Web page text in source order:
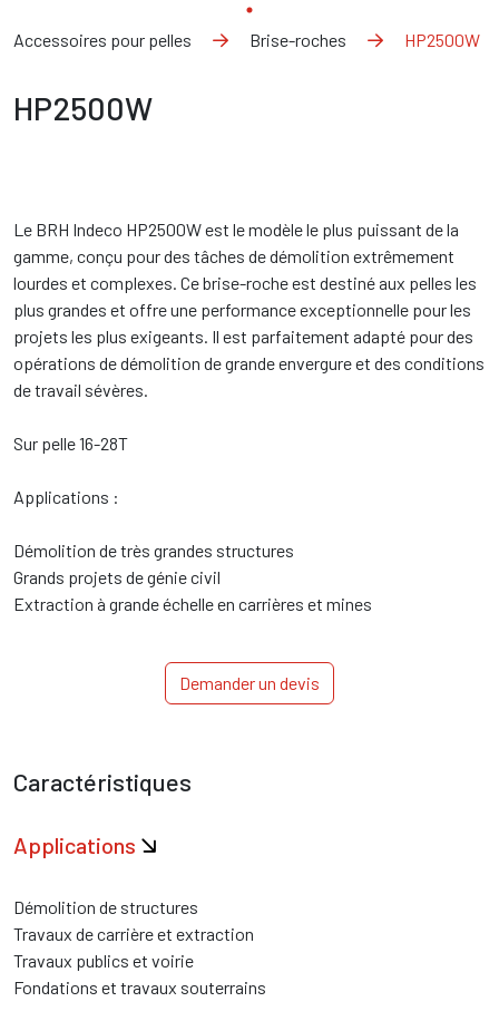
Accessoires pour pelles Brise-roches HP2500W
HP2500W
Le BRH Indeco HP2500W est le modèle le plus puissant de la
gamme, conçu pour des tâches de démolition extrêmement
lourdes et complexes. Ce brise-roche est destiné aux pelles les
plus grandes et offre une performance exceptionnelle pour les
projets les plus exigeants. Il est parfaitement adapté pour des
opérations de démolition de grande envergure et des conditions
de travail sévères.
Sur pelle 16-28T
Applications :
Démolition de très grandes structures
Grands projets de génie civil
Extraction à grande échelle en carrières et mines
Demander un devis
Caractéristiques
Applications
Démolition de structures
Travaux de carrière et extraction
Travaux publics et voirie
Fondations et travaux souterrains